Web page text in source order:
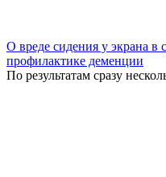
О вреде сидения у экрана в
профилактике деменции
По результатам сразу